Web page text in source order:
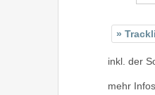
inkl. der
mehr